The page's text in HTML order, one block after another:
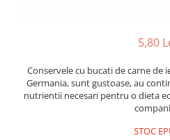
5,80
Conservele cu bucati de carne de
Germania, sunt gustoase, au
nutrientii necesari pentru o dieta
STOC